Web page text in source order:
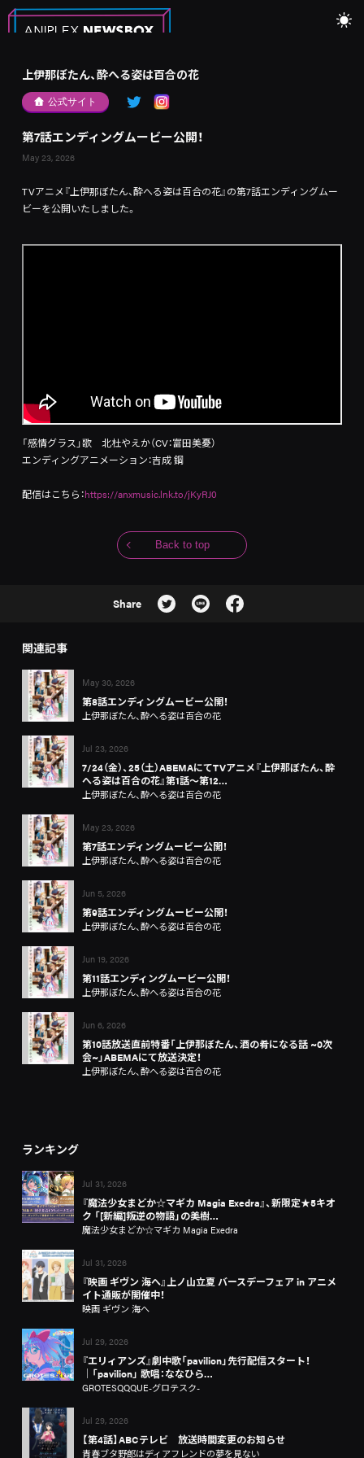
上伊那ぼたん、酔へる姿は百合の花
公式サイト
第7話エンディングムービー公開！
May 23, 2026
TVアニメ『上伊那ぼたん、酔へる姿は百合の花』の第7話エンディングムー
ビーを公開いたしました。
「感情グラス」歌 北杜やえか（CV：富田美憂）
エンディングアニメーション：吉成 鋼
配信はこちら：https://anxmusic.lnk.to/jKyRJ0
Back to top
Share
関連記事
May 30, 2026
第8話エンディングムービー公開！
上伊那ぼたん、酔へる姿は百合の花
Jul 23, 2026
7/24（金）、25（土）ABEMAにてTVアニメ『上伊那ぼたん、酔
へる姿は百合の花』第1話～第12…
上伊那ぼたん、酔へる姿は百合の花
May 23, 2026
第7話エンディングムービー公開！
上伊那ぼたん、酔へる姿は百合の花
Jun 5, 2026
第9話エンディングムービー公開！
上伊那ぼたん、酔へる姿は百合の花
Jun 19, 2026
第11話エンディングムービー公開！
上伊那ぼたん、酔へる姿は百合の花
Jun 6, 2026
第10話放送直前特番「上伊那ぼたん、酒の肴になる話 ~0次
会~」ABEMAにて放送決定！
上伊那ぼたん、酔へる姿は百合の花
ランキング
Jul 31, 2026
『魔法少女まどか☆マギカ Magia Exedra』、新限定★5キオ
ク 「[新編]叛逆の物語」の美樹…
魔法少女まどか☆マギカ Magia Exedra
Jul 31, 2026
『映画 ギヴン 海へ』上ノ山立夏 バースデーフェア in アニメ
イト通販が開催中！
映画 ギヴン 海へ
Jul 29, 2026
『エリィアンズ』劇中歌「pavilion」先行配信スタート！
│「pavilion」 歌唱：ななひら…
GROTESQQQUE-グロテスク-
Jul 29, 2026
【第4話】ABCテレビ 放送時間変更のお知らせ
青春ブタ野郎はディアフレンドの夢を見ない